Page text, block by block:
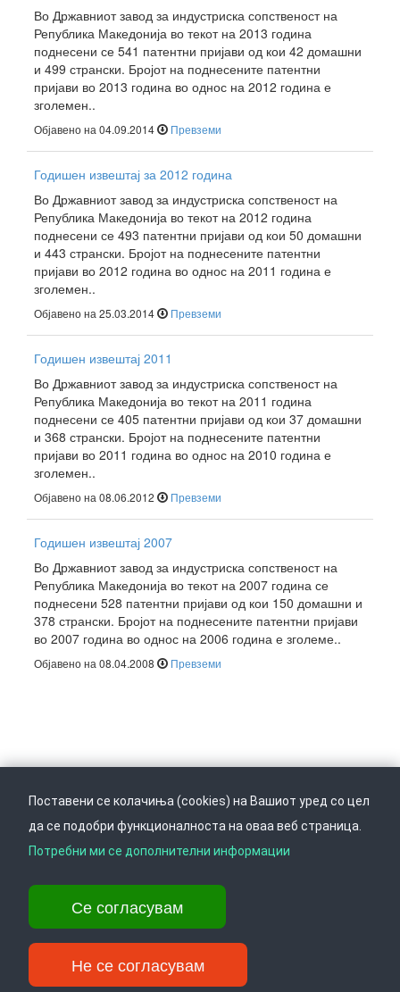
Во Државниот завод за индустриска сопственост на
Република Македонија во текот на 2013 година
поднесени се 541 патентни пријави од кои 42 домашни
и 499 странски. Бројот на поднесените патентни
пријави во 2013 година во однос на 2012 година е
зголемен..
Објавено на 04.09.2014 Превземи
Годишен извештај за 2012 година
Во Државниот завод за индустриска сопственост на
Република Македонија во текот на 2012 година
поднесени се 493 патентни пријави од кои 50 домашни
и 443 странски. Бројот на поднесените патентни
пријави во 2012 година во однос на 2011 година е
зголемен..
Објавено на 25.03.2014 Превземи
Годишен извештај 2011
Во Државниот завод за индустриска сопственост на
Република Македонија во текот на 2011 година
поднесени се 405 патентни пријави од кои 37 домашни
и 368 странски. Бројот на поднесените патентни
пријави во 2011 година во однос на 2010 година е
зголемен..
Објавено на 08.06.2012 Превземи
Годишен извештај 2007
Во Државниот завод за индустриска сопственост на
Република Македонија во текот на 2007 година се
поднесени 528 патентни пријави од кои 150 домашни и
378 странски. Бројот на поднесените патентни пријави
во 2007 година во однос на 2006 година е зголеме..
Објавено на 08.04.2008 Превземи
Врати се горе Следете не на
Ул. Даме Груев 14, Катна гаража Беко на 1-виот кат, 1000 Скопје,
Тел: +389 2 3103 601 (641), Факс: +389 2 3137 149 |
info@ippo.gov.mk
Поставени се колачиња (cookies) на Вашиот уред со цел
да се подобри функционалноста на оваа веб страница.
Потребни ми се дополнителни информации
Се согласувам
Не се согласувам